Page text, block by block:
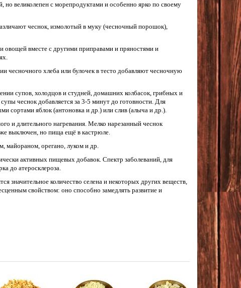
великолепен с морепродуктами и особенно ярко по своему
чеснок, измолотый в муку (чесночный порошок),
вместе с другими приправами и пряностями и
чесночного хлеба или булочек в тесто добавляют чесночную
супов, холодцов и студней, домашних колбасок, грибных и
чеснок добавляется за 3-5 минут до готовности. Для
сортами яблок (антоновка и др.) или слив (алыча и др.).
и длительного нагревания. Мелко нарезанный чеснок
выключен, но пища ещё в кастрюле.
майораном, орегано, луком и др.
активных пищевых добавок. Спектр заболеваний, для
до атеросклероза.
значительное количество селена и некоторых других веществ,
свойством: оно способно замедлять развитие и